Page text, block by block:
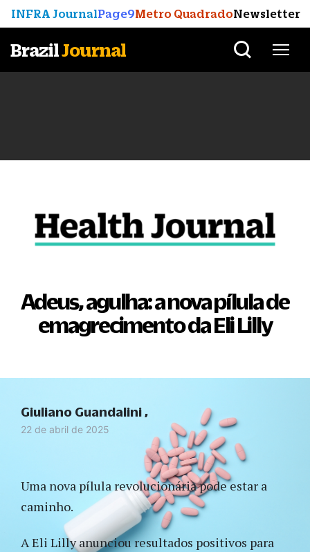
INFRA JournalPage9Metro QuadradoNewsletter
BrazilJournal
Adeus, agulha: a nova pílula de
emagrecimento da Eli Lilly
22 de abril de 2025
Uma nova pílula revolucionária pode estar a
caminho.
A Eli Lilly anunciou resultados positivos para
Giuliano Guandalini